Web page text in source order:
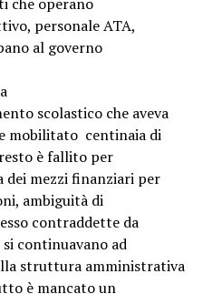
personale ATA,
al governo
scolastico che aveva
mobilitato centinaia di
è fallito per
dei mezzi finanziari per
ambiguità di
contraddette da
continuavano ad
struttura amministrativa
è mancato un